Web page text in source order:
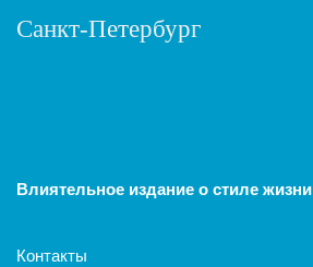
Санкт-Петербург
Влиятельное издание о стиле жизни
Контакты